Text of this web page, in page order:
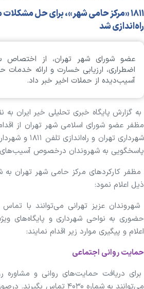
۱۸۱۱ «مرکز حامی شهر»، برای حل
راه‌اندازی شد
اضطراری، ارزیابی خسارت و ارائه خدمات
آسیب‌دیده از حملات اخیر خبر داد.
به گزارش پایگاه خبری تحلیلی خیر ایران به
مظفر عضو شورای اسلامی شهر تهران از
شهرداری تهران و
پاسخگویی به شهروندان درخصوص
ذیل اعلام نمود:
حضوری به نواحی شهرداری و پایگاه‌های
اعلام و پیگیری موارد زیر اقدام نمایند:‌
حمایت روانی اجتماعی
برای دریافت حمایت‌های روانی و مشاوره